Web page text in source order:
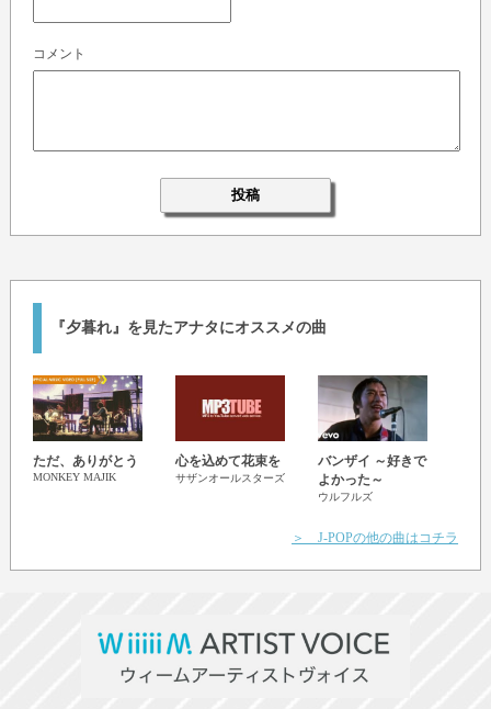
コメント
『夕暮れ』を見たアナタにオススメの曲
ただ、ありがとう
MONKEY MAJIK
心を込めて花束を
サザンオールスターズ
バンザイ ～好きで
よかった～
ウルフルズ
＞ J-POPの他の曲はコチラ